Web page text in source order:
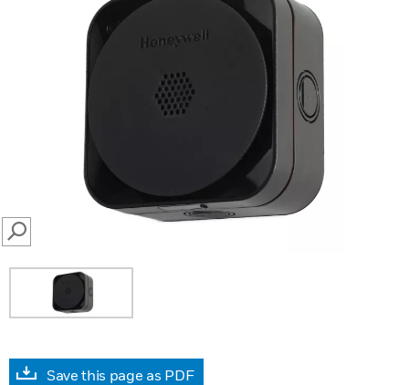
SEARCH
Save this page as PDF